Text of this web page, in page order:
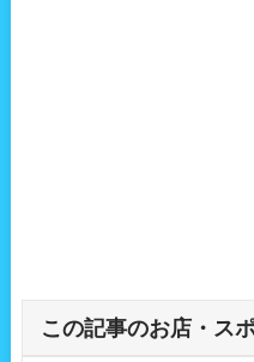
この記事のお店・ス